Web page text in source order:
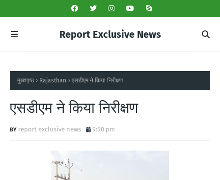
Report Exclusive News
मुख्यपृष्ठ Rajasthan एसडीएम ने किया निरीक्षण
एसडीएम ने किया निरीक्षण
report exclusive news 9:50 pm